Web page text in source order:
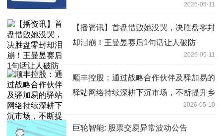
2026-05-11
【播资讯】首盘惜败她没哭，决胜盘零封
却泪崩！王曼昱赛后1句话让人破防
2026-05-11
顺丰控股：通过战略合作伙伴及驿加易的
驿站网络持续深耕下沉市场，不断提升乡
2026-05-10
巨轮智能: 股票交易异常波动公告